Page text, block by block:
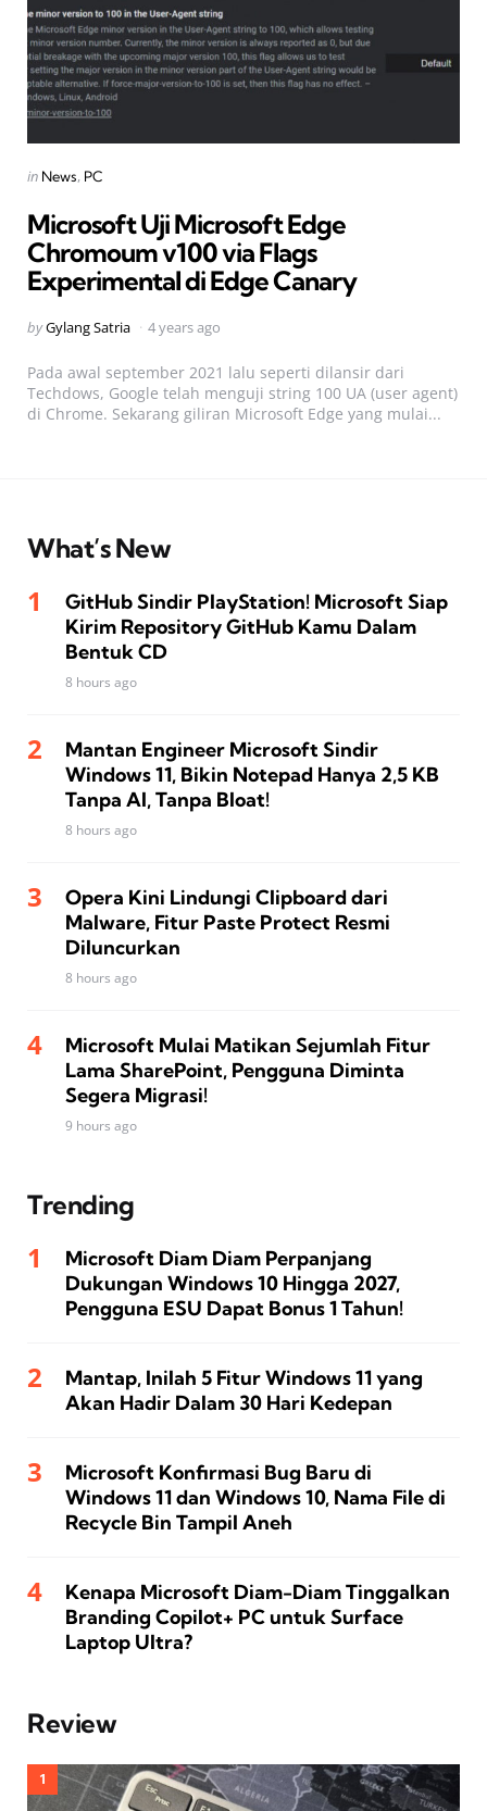
Categories
Posted
in News PC
Microsoft Uji Microsoft Edge
Chromoum v100 via Flags
Experimental di Edge Canary
Posted
byGylang Satria 4 years ago
Pada awal september 2021 lalu seperti dilansir dari
Techdows, Google telah menguji string 100 UA (user agent)
di Chrome. Sekarang giliran Microsoft Edge yang mulai...
What’s New
GitHub Sindir PlayStation! Microsoft Siap
Kirim Repository GitHub Kamu Dalam
Bentuk CD
8 hours ago
Mantan Engineer Microsoft Sindir
Windows 11, Bikin Notepad Hanya 2,5 KB
Tanpa AI, Tanpa Bloat!
8 hours ago
Opera Kini Lindungi Clipboard dari
Malware, Fitur Paste Protect Resmi
Diluncurkan
8 hours ago
Microsoft Mulai Matikan Sejumlah Fitur
Lama SharePoint, Pengguna Diminta
Segera Migrasi!
9 hours ago
Trending
Microsoft Diam Diam Perpanjang
Dukungan Windows 10 Hingga 2027,
Pengguna ESU Dapat Bonus 1 Tahun!
Mantap, Inilah 5 Fitur Windows 11 yang
Akan Hadir Dalam 30 Hari Kedepan
Microsoft Konfirmasi Bug Baru di
Windows 11 dan Windows 10, Nama File di
Recycle Bin Tampil Aneh
Kenapa Microsoft Diam-Diam Tinggalkan
Branding Copilot+ PC untuk Surface
Laptop Ultra?
Review